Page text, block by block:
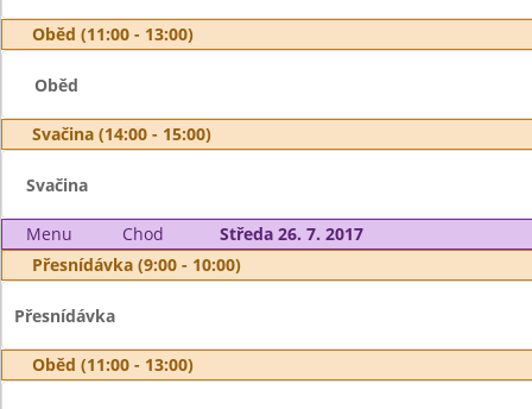
Oběd (11:00 - 13:00)
Oběd
Svačina (14:00 - 15:00)
Svačina
Menu Chod
Středa 26. 7. 2017
Přesnídávka (9:00 - 10:00)
Přesnídávka
Oběd (11:00 - 13:00)